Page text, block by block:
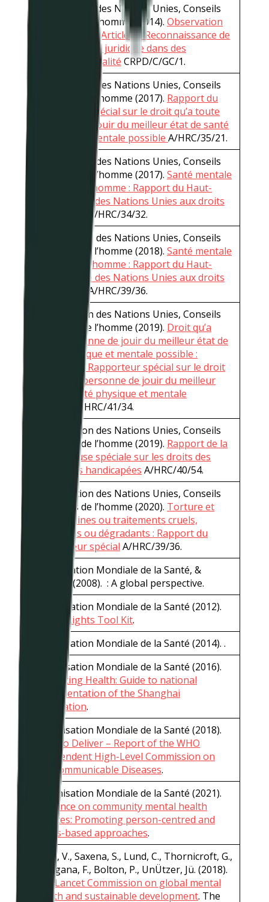
Organisation des Nations Unies, Conseils
des droits de l’homme (2014). Observation
générale no1 : Article 12 Reconnaissance de
la personnalité juridique dans des
conditions d’égalité CRPD/C/GC/1.
Organisation des Nations Unies, Conseils
des droits de l’homme (2017). Rapport du
Rapporteur spécial sur le droit qu’a toute
personne de jouir du meilleur état de santé
physique et mentale possible A/HRC/35/21.
Organisation des Nations Unies, Conseils
des droits de l’homme (2017). Santé mentale
et droits de l’homme : Rapport du Haut-
Commissaire des Nations Unies aux droits
A/HRC/34/32.
Organisation des Nations Unies, Conseils
des droits de l’homme (2018). Santé mentale
et droits de l’homme : Rapport du Haut-
Commissaire des Nations Unies aux droits
A/HRC/39/36.
Organisation des Nations Unies, Conseils
des droits de l’homme (2019). Droit qu’a
toute personne de jouir du meilleur état de
santé physique et mentale possible :
Rapport du Rapporteur spécial sur le droit
qu’a toute personne de jouir du meilleur
état de santé physique et mentale
A/HRC/41/34.
Organisation des Nations Unies, Conseils
des droits de l’homme (2019). Rapport de la
Rapporteuse spéciale sur les droits des
personnes handicapées A/HRC/40/54.
Organisation des Nations Unies, Conseils
des droits de l’homme (2020). Torture et
autres peines ou traitements cruels,
inhumains ou dégradants : Rapport du
Rapporteur spécial A/HRC/39/36.
Organisation Mondiale de la Santé, &
WONCA (2008). : A global perspective.
Organisation Mondiale de la Santé (2012).
QualityRights Tool Kit.
Organisation Mondiale de la Santé (2014). .
Organisation Mondiale de la Santé (2016).
Promoting Health: Guide to national
implementation of the Shanghai
Declaration.
Organisation Mondiale de la Santé (2018).
Time to Deliver – Report of the WHO
Independent High-Level Commission on
Noncommunicable Diseases.
Organisation Mondiale de la Santé (2021).
Guidance on community mental health
services: Promoting person-centred and
rights-based approaches.
Patel, V., Saxena, S., Lund, C., Thornicroft, G.,
Baingana, F., Bolton, P., UnÜtzer, Jü. (2018).
The Lancet Commission on global mental
health and sustainable development. The